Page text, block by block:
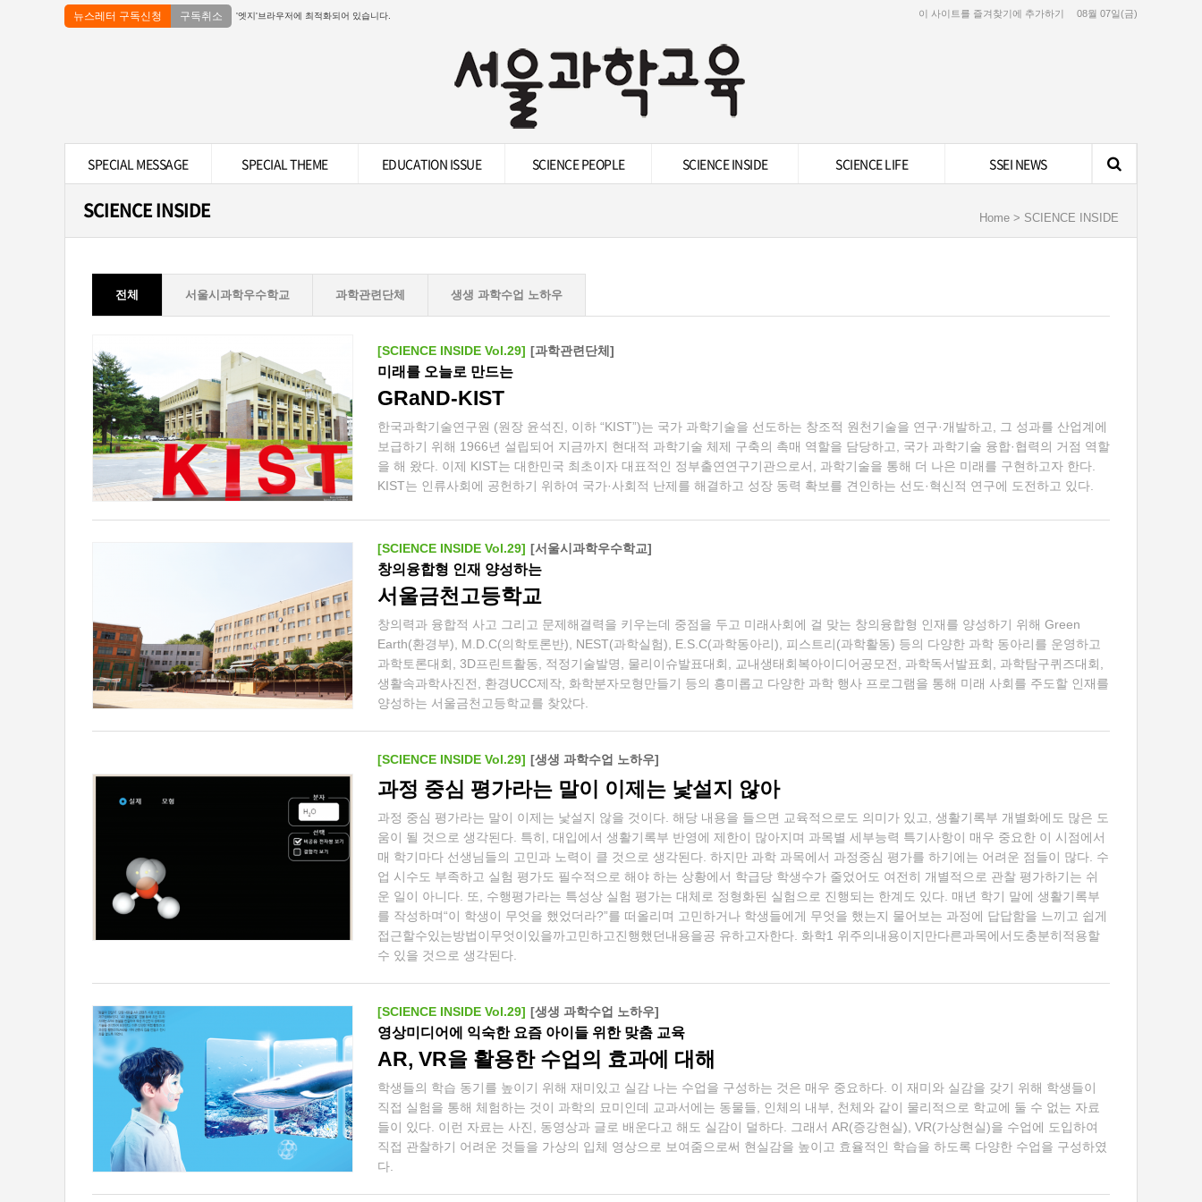
뉴스레터 구독신청 구독취소 '엣지'브라우저에 최적화되어 있습니다. 이 사이트를 즐겨찾기에 추가하기 08월 07일(금)
SPECIAL MESSAGE SPECIAL THEME EDUCATION ISSUE SCIENCE PEOPLE SCIENCE INSIDE SCIENCE LIFE SSEI NEWS
SCIENCE INSIDE Home > SCIENCE INSIDE
전체 서울시과학우수학교 과학관련단체 생생 과학수업 노하우
[SCIENCE INSIDE Vol.29] [과학관련단체]
미래를 오늘로 만드는
GRaND-KIST
한국과학기술연구원 (원장 윤석진, 이하 “KIST”)는 국가 과학기술을 선도하는 창조적 원천기술을 연구·개발하고, 그 성과를 산업계에
보급하기 위해 1966년 설립되어 지금까지 현대적 과학기술 체제 구축의 촉매 역할을 담당하고, 국가 과학기술 융합·협력의 거점 역할
을 해 왔다. 이제 KIST는 대한민국 최초이자 대표적인 정부출연연구기관으로서, 과학기술을 통해 더 나은 미래를 구현하고자 한다.
KIST는 인류사회에 공헌하기 위하여 국가·사회적 난제를 해결하고 성장 동력 확보를 견인하는 선도·혁신적 연구에 도전하고 있다.
[SCIENCE INSIDE Vol.29] [서울시과학우수학교]
창의융합형 인재 양성하는
서울금천고등학교
창의력과 융합적 사고 그리고 문제해결력을 키우는데 중점을 두고 미래사회에 걸 맞는 창의융합형 인재를 양성하기 위해 Green
Earth(환경부), M.D.C(의학토론반), NEST(과학실험), E.S.C(과학동아리), 피스트리(과학활동) 등의 다양한 과학 동아리를 운영하고
과학토론대회, 3D프린트활동, 적정기술발명, 물리이슈발표대회, 교내생태회복아이디어공모전, 과학독서발표회, 과학탐구퀴즈대회,
생활속과학사진전, 환경UCC제작, 화학분자모형만들기 등의 흥미롭고 다양한 과학 행사 프로그램을 통해 미래 사회를 주도할 인재를
양성하는 서울금천고등학교를 찾았다.
[SCIENCE INSIDE Vol.29] [생생 과학수업 노하우]
과정 중심 평가라는 말이 이제는 낯설지 않아
과정 중심 평가라는 말이 이제는 낯설지 않을 것이다. 해당 내용을 들으면 교육적으로도 의미가 있고, 생활기록부 개별화에도 많은 도
움이 될 것으로 생각된다. 특히, 대입에서 생활기록부 반영에 제한이 많아지며 과목별 세부능력 특기사항이 매우 중요한 이 시점에서
매 학기마다 선생님들의 고민과 노력이 클 것으로 생각된다. 하지만 과학 과목에서 과정중심 평가를 하기에는 어려운 점들이 많다. 수
업 시수도 부족하고 실험 평가도 필수적으로 해야 하는 상황에서 학급당 학생수가 줄었어도 여전히 개별적으로 관찰 평가하기는 쉬
운 일이 아니다. 또, 수행평가라는 특성상 실험 평가는 대체로 정형화된 실험으로 진행되는 한계도 있다. 매년 학기 말에 생활기록부
를 작성하며“이 학생이 무엇을 했었더라?”를 떠올리며 고민하거나 학생들에게 무엇을 했는지 물어보는 과정에 답답함을 느끼고 쉽게
접근할수있는방법이무엇이있을까고민하고진행했던내용을공 유하고자한다. 화학1 위주의내용이지만다른과목에서도충분히적용할
수 있을 것으로 생각된다.
[SCIENCE INSIDE Vol.29] [생생 과학수업 노하우]
영상미디어에 익숙한 요즘 아이들 위한 맞춤 교육
AR, VR을 활용한 수업의 효과에 대해
학생들의 학습 동기를 높이기 위해 재미있고 실감 나는 수업을 구성하는 것은 매우 중요하다. 이 재미와 실감을 갖기 위해 학생들이
직접 실험을 통해 체험하는 것이 과학의 묘미인데 교과서에는 동물들, 인체의 내부, 천체와 같이 물리적으로 학교에 둘 수 없는 자료
들이 있다. 이런 자료는 사진, 동영상과 글로 배운다고 해도 실감이 덜하다. 그래서 AR(증강현실), VR(가상현실)을 수업에 도입하여
직접 관찰하기 어려운 것들을 가상의 입체 영상으로 보여줌으로써 현실감을 높이고 효율적인 학습을 하도록 다양한 수업을 구성하였
다.